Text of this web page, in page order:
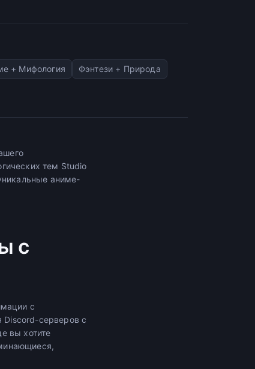
+ Мифология Фэнтези + Природа
тем Studio
аниме-
с
с
Discord-серверов с
вы хотите